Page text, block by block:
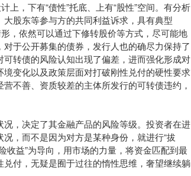
，下有“债性”托底、上有“股性”空间。有分析
股东等参与方的共同利益诉求，具有典型
，依然可以通过下修转股价等方式，尽可能地
于公开募集的债券，发行人也的确尽力保持了
转债的风险认知出现了偏差，进而强化形成对
变化以及政策层面对打破刚性兑付的硬性要求
不善、资质较差的主体所发行的可转债违约，
，决定了其金融产品的风险等级。投资者在进
，而不是因为对方是某种身份，就进行“拔
收益”为导向，用市场的力量，将资金匹配到最
付，无疑是囿于过往的惰性思维，奢望继续躺